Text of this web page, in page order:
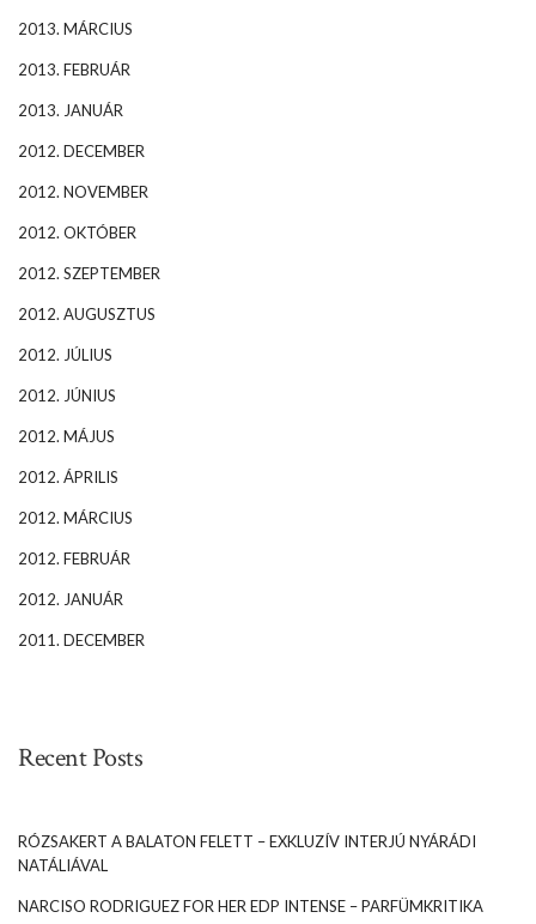
2013. MÁRCIUS
2013. FEBRUÁR
2013. JANUÁR
2012. DECEMBER
2012. NOVEMBER
2012. OKTÓBER
2012. SZEPTEMBER
2012. AUGUSZTUS
2012. JÚLIUS
2012. JÚNIUS
2012. MÁJUS
2012. ÁPRILIS
2012. MÁRCIUS
2012. FEBRUÁR
2012. JANUÁR
2011. DECEMBER
Recent Posts
RÓZSAKERT A BALATON FELETT – EXKLUZÍV INTERJÚ NYÁRÁDI
NATÁLIÁVAL
NARCISO RODRIGUEZ FOR HER EDP INTENSE – PARFÜMKRITIKA